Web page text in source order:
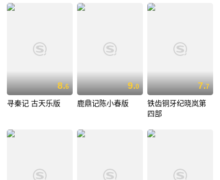
8.6
寻秦记 古天乐版
9.0
鹿鼎记陈小春版
7.7
铁齿铜牙纪晓岚第
四部